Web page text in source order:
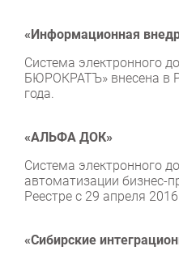
«Информационная
Система электронного
БЮРОКРАТЪ» внесена в
года.
«АЛЬФА ДОК»
Система электронного
автоматизации бизнес-
Реестре с 29 апреля
«Сибирские